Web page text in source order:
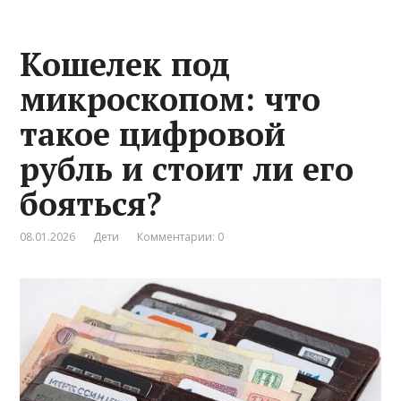
Кошелек под
микроскопом: что
такое цифровой
рубль и стоит ли его
бояться?
08.01.2026 Дети Комментарии: 0